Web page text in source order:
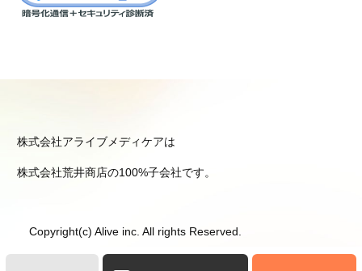
株式会社アライブメディケアは
株式会社荒井商店の100%子会社です。
Copyright(c) Alive inc. All rights Reserved.